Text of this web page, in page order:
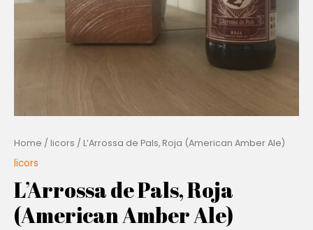
Home / licors / L’Arrossa de Pals, Roja (American Amber Ale)
licors
L’Arrossa de Pals, Roja
(American Amber Ale)